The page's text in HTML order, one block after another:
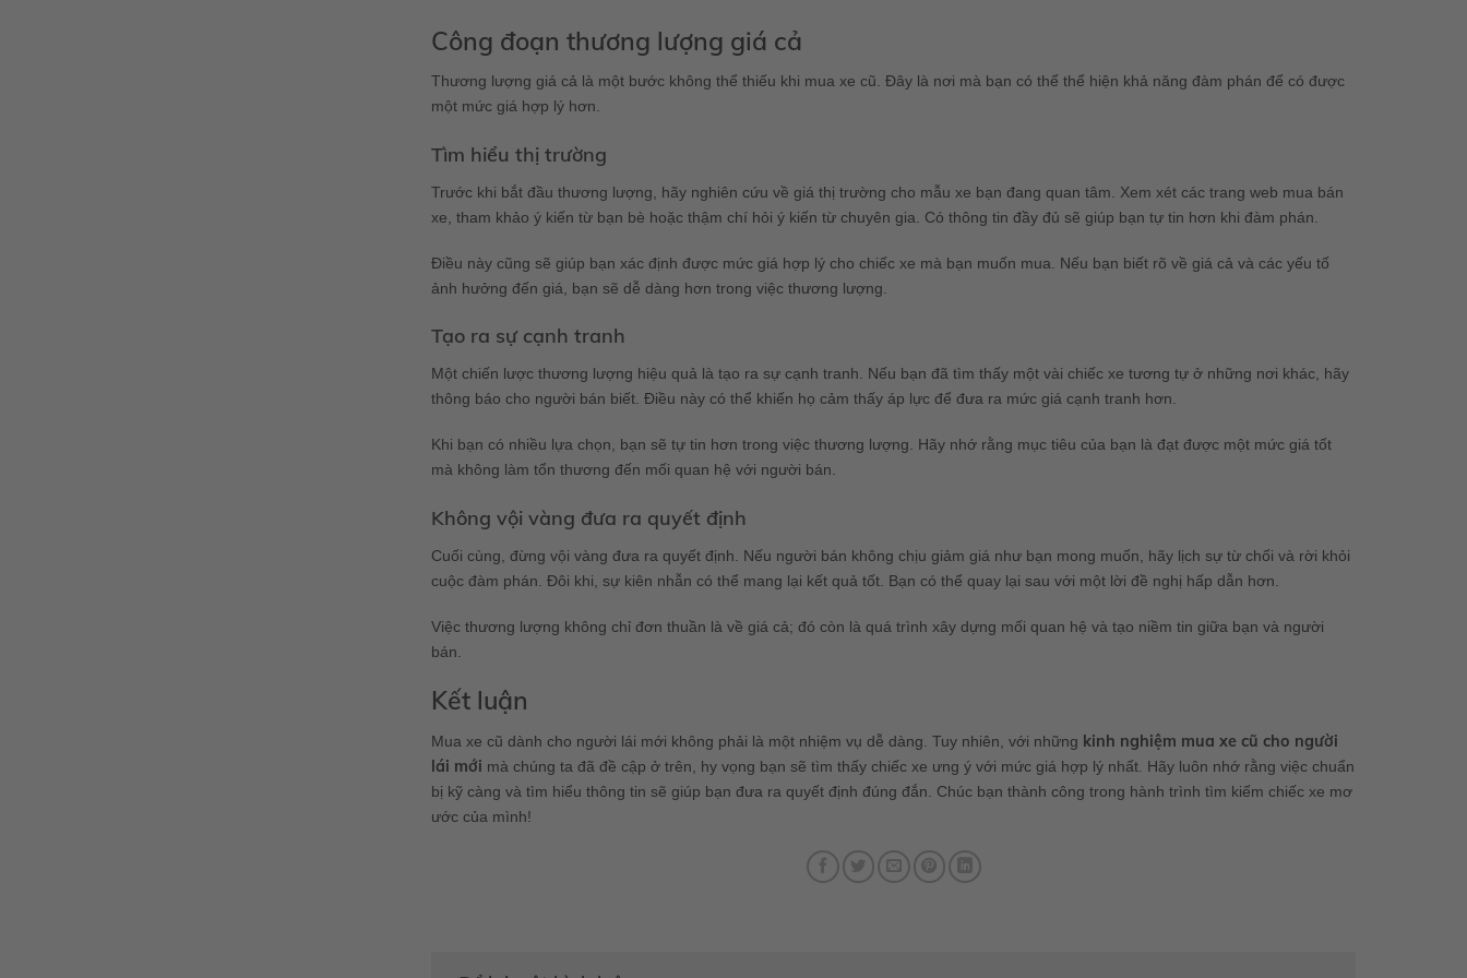
Công đoạn thương lượng giá cả
Thương lượng giá cả là một bước không thể thiếu khi mua xe cũ. Đây là nơi mà bạn có thể thể hiện khả năng đàm phán để có được
một mức giá hợp lý hơn.
Tìm hiểu thị trường
Trước khi bắt đầu thương lượng, hãy nghiên cứu về giá thị trường cho mẫu xe bạn đang quan tâm. Xem xét các trang web mua bán
xe, tham khảo ý kiến từ bạn bè hoặc thậm chí hỏi ý kiến từ chuyên gia. Có thông tin đầy đủ sẽ giúp bạn tự tin hơn khi đàm phán.
Điều này cũng sẽ giúp bạn xác định được mức giá hợp lý cho chiếc xe mà bạn muốn mua. Nếu bạn biết rõ về giá cả và các yếu tố
ảnh hưởng đến giá, bạn sẽ dễ dàng hơn trong việc thương lượng.
Tạo ra sự cạnh tranh
Một chiến lược thương lượng hiệu quả là tạo ra sự cạnh tranh. Nếu bạn đã tìm thấy một vài chiếc xe tương tự ở những nơi khác, hãy
thông báo cho người bán biết. Điều này có thể khiến họ cảm thấy áp lực để đưa ra mức giá cạnh tranh hơn.
Khi bạn có nhiều lựa chọn, bạn sẽ tự tin hơn trong việc thương lượng. Hãy nhớ rằng mục tiêu của bạn là đạt được một mức giá tốt
mà không làm tổn thương đến mối quan hệ với người bán.
Không vội vàng đưa ra quyết định
Cuối cùng, đừng vội vàng đưa ra quyết định. Nếu người bán không chịu giảm giá như bạn mong muốn, hãy lịch sự từ chối và rời khỏi
cuộc đàm phán. Đôi khi, sự kiên nhẫn có thể mang lại kết quả tốt. Bạn có thể quay lại sau với một lời đề nghị hấp dẫn hơn.
Việc thương lượng không chỉ đơn thuần là về giá cả; đó còn là quá trình xây dựng mối quan hệ và tạo niềm tin giữa bạn và người
bán.
Kết luận
Mua xe cũ dành cho người lái mới không phải là một nhiệm vụ dễ dàng. Tuy nhiên, với những kinh nghiệm mua xe cũ cho người
lái mới mà chúng ta đã đề cập ở trên, hy vọng bạn sẽ tìm thấy chiếc xe ưng ý với mức giá hợp lý nhất. Hãy luôn nhớ rằng việc chuẩn
bị kỹ càng và tìm hiểu thông tin sẽ giúp bạn đưa ra quyết định đúng đắn. Chúc bạn thành công trong hành trình tìm kiếm chiếc xe mơ
ước của mình!